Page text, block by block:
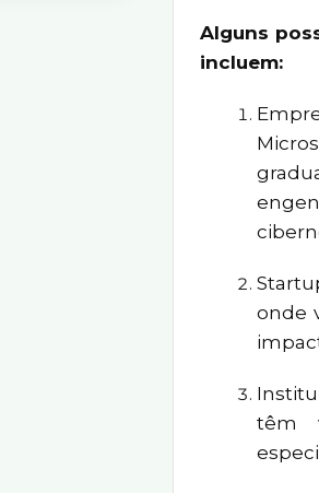
Alguns
incluem:
onde
têm